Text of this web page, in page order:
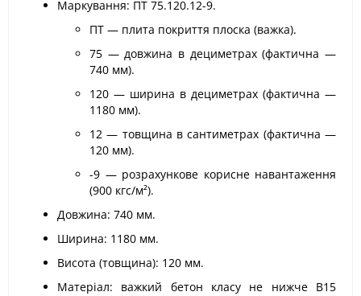
Маркування: ПТ 75.120.12-9.
ПТ — плита покриття плоска (важка).
75 — довжина в дециметрах (фактична —
740 мм).
120 — ширина в дециметрах (фактична —
1180 мм).
12 — товщина в сантиметрах (фактична —
120 мм).
-9 — розрахункове корисне навантаження
(900 кгс/м²).
Довжина: 740 мм.
Ширина: 1180 мм.
Висота (товщина): 120 мм.
Матеріал: важкий бетон класу не нижче В15